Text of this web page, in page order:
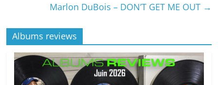
Marlon DuBois – DON’T GET ME OUT →
Albums reviews